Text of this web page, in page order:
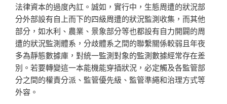
法律資本的過度內訌。誠如，實行中，生態周遭的狀況部
分外部設有自上而下的四級周遭的狀況監測收集，而其他
部分，如水利、農業、景象部分等也都設有自力開闢的周
遭的狀況監測體系，分歧體系之間的聯繫關係較弱且年夜
多為靜態數據庫，對統一監測對象的監測數據經常存在差
別。若要轉變這一本能機能穿插狀況，必定觸及各監管部
分之間的權責分派、監管優先級、監管準繩和治理方式等
外容。